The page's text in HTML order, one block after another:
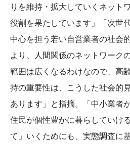
りを維持・拡大していくネット
役割を果たしています」「次世
中心を担う若い自営業者の社会
より、人間関係のネットワーク
範囲は広くなるわけなので、高
持の重要性は、こうした社会的
あります」と指摘。「中小業者
住民が個性豊かに暮らしていけ
て」いくためにも、実態調査に